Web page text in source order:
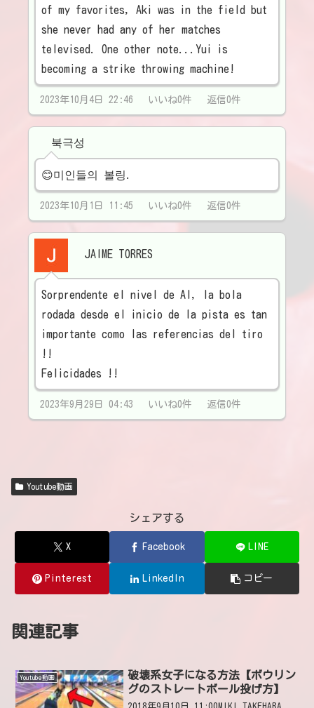
of my favorites, Aki was in the field but
she never had any of her matches
televised. One other note...Yui is
becoming a strike throwing machine!
2023年10月4日 22:46 いいね0件 返信0件
북극성
😊미인들의 볼링.
2023年10月1日 11:45 いいね0件 返信0件
JAIME TORRES
Sorprendente el nivel de AI, la bola
rodada desde el inicio de la pista es tan
importante como las referencias del tiro
!!
Felicidades !!
2023年9月29日 04:43 いいね0件 返信0件
Youtube動画
シェアする
X Facebook LINE
Pinterest LinkedIn コピー
関連記事
Youtube動画
破壊系女子になる方法【ボウリン
グのストレートボール投げ方】
2018年9月10日 11:00MIKI TAKEHARA